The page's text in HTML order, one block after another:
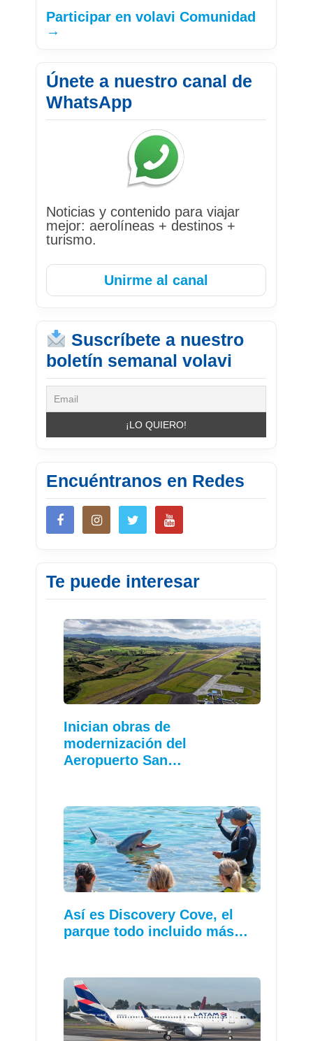
Participar en volavi Comunidad
→
Únete a nuestro canal de
WhatsApp
Noticias y contenido para viajar
mejor: aerolíneas + destinos +
turismo.
Unirme al canal
Suscríbete a nuestro
boletín semanal volavi
Encuéntranos en Redes
Te puede interesar
Inician obras de
modernización del
Aeropuerto San…
Así es Discovery Cove, el
parque todo incluido más…